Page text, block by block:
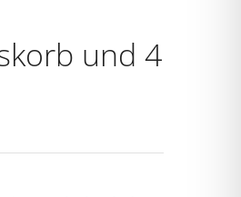
und 4